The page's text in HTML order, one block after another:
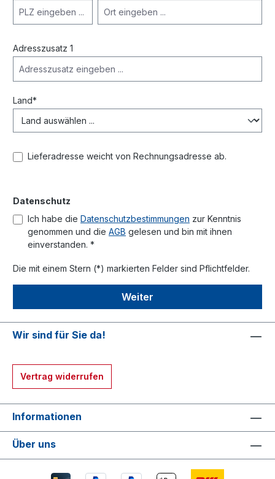
Adresszusatz 1
Land*
Lieferadresse weicht von Rechnungsadresse ab.
Datenschutz
Ich habe die Datenschutzbestimmungen zur Kenntnis
genommen und die AGB gelesen und bin mit ihnen
einverstanden. *
Die mit einem Stern (*) markierten Felder sind Pflichtfelder.
Weiter
Wir sind für Sie da!
Vertrag widerrufen
Informationen
Über uns